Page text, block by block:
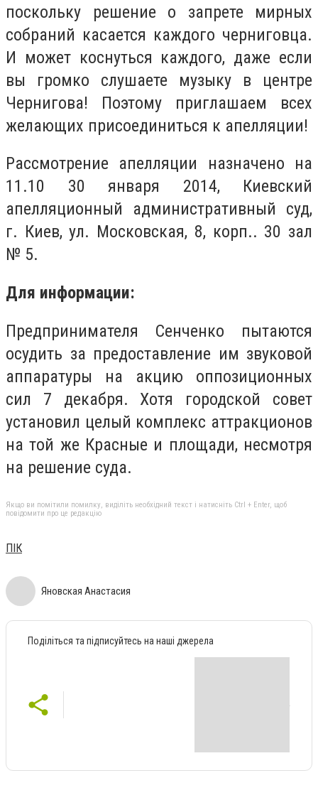
поскольку решение о запрете мирных
собраний касается каждого черниговца.
И может коснуться каждого, даже если
вы громко слушаете музыку в центре
Чернигова! Поэтому приглашаем всех
желающих присоединиться к апелляции!
Рассмотрение апелляции назначено на
11.10 30 января 2014, Киевский
апелляционный административный суд,
г. Киев, ул. Московская, 8, корп.. 30 зал
№ 5.
Для информации:
Предпринимателя Сенченко пытаются
осудить за предоставление им звуковой
аппаратуры на акцию оппозиционных
сил 7 декабря. Хотя городской совет
установил целый комплекс аттракционов
на той же Красные и площади, несмотря
на решение суда.
Якщо ви помітили помилку, виділіть необхідний текст і натисніть Ctrl + Enter, щоб
повідомити про це редакцію
ПІК
Яновская Анастасия
Поділіться та підписуйтесь на наші джерела